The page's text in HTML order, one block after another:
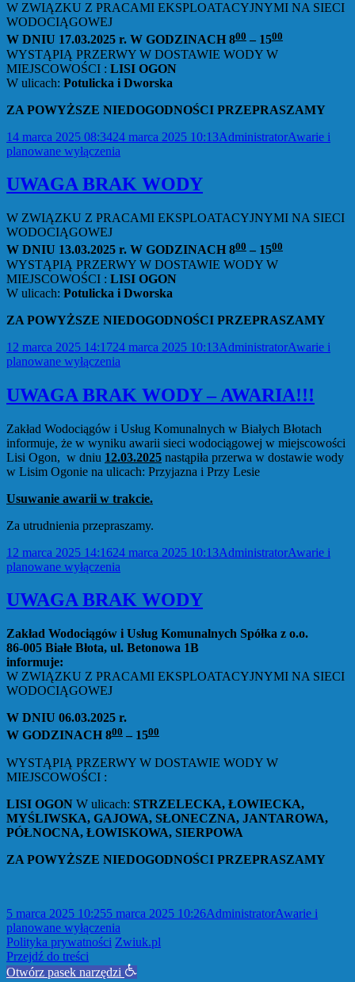
W ZWIĄZKU Z PRACAMI EKSPLOATACYJNYMI NA SIECI
WODOCIĄGOWEJ
W DNIU 17.03.2025 r. W GODZINACH 800 – 1500
WYSTĄPIĄ PRZERWY W DOSTAWIE WODY W
MIEJSCOWOŚCI : LISI OGON
W ulicach: Potulicka i Dworska
ZA POWYŻSZE NIEDOGODNOŚCI PRZEPRASZAMY
Data
publikacji
14 marca 2025 08:3424 marca 2025 10:13Autor
AdministratorKategorie
Awarie i
planowane wyłączenia
UWAGA BRAK WODY
W ZWIĄZKU Z PRACAMI EKSPLOATACYJNYMI NA SIECI
WODOCIĄGOWEJ
W DNIU 13.03.2025 r. W GODZINACH 800 – 1500
WYSTĄPIĄ PRZERWY W DOSTAWIE WODY W
MIEJSCOWOŚCI : LISI OGON
W ulicach: Potulicka i Dworska
ZA POWYŻSZE NIEDOGODNOŚCI PRZEPRASZAMY
Data
publikacji
12 marca 2025 14:1724 marca 2025 10:13Autor
AdministratorKategorie
Awarie i
planowane wyłączenia
UWAGA BRAK WODY – AWARIA!!!
Zakład Wodociągów i Usług Komunalnych w Białych Błotach
informuje, że w wyniku awarii sieci wodociągowej w miejscowości
Lisi Ogon, w dniu 12.03.2025 nastąpiła przerwa w dostawie wody
w Lisim Ogonie na ulicach: Przyjazna i Przy Lesie
Usuwanie awarii w trakcie.
Za utrudnienia przepraszamy.
Data
publikacji
12 marca 2025 14:1624 marca 2025 10:13Autor
AdministratorKategorie
Awarie i
planowane wyłączenia
UWAGA BRAK WODY
Zakład Wodociągów i Usług Komunalnych Spółka z o.o.
86-005 Białe Błota, ul. Betonowa 1B
informuje:
W ZWIĄZKU Z PRACAMI EKSPLOATACYJNYMI NA SIECI
WODOCIĄGOWEJ
W DNIU 06.03.2025 r.
W GODZINACH 800 – 1500
WYSTĄPIĄ PRZERWY W DOSTAWIE WODY W
MIEJSCOWOŚCI :
LISI OGON W ulicach: STRZELECKA, ŁOWIECKA,
MYŚLIWSKA, GAJOWA, SŁONECZNA, JANTAROWA,
PÓŁNOCNA, ŁOWISKOWA, SIERPOWA
ZA POWYŻSZE NIEDOGODNOŚCI PRZEPRASZAMY
Data
publikacji
5 marca 2025 10:255 marca 2025 10:26Autor
AdministratorKategorie
Awarie i
planowane wyłączenia
Polityka prywatności
Przejdź do treści
Otwórz pasek narzędzi